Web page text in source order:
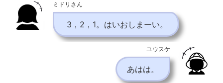
ミドリさん
3，2，1。はいおしまーい。
ユウスケ
あはは。